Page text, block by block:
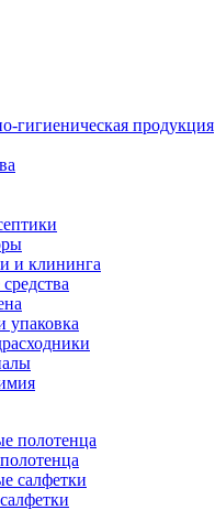
гигиеническая продукция
и клининга
упаковка